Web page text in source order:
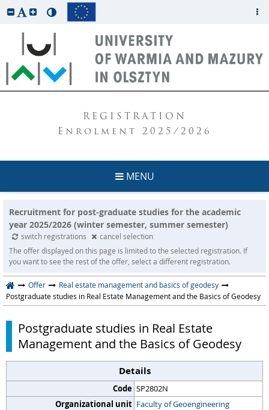
REGISTRATION
Enrolment 2025/2026
MENU
Recruitment for post-graduate studies for the academic
year 2025/2026 (winter semester, summer semester)
switch registrations
cancel selection
The offer displayed on this page is limited to the selected registration. If
you want to see the rest of the offer, select a different registration.
Offer
Real estate management and basics of geodesy
Postgraduate studies in Real Estate Management and the Basics of Geodesy
Postgraduate studies in Real Estate
Management and the Basics of Geodesy
Details
Code SP2802N
Organizational unit Faculty of Geoengineering